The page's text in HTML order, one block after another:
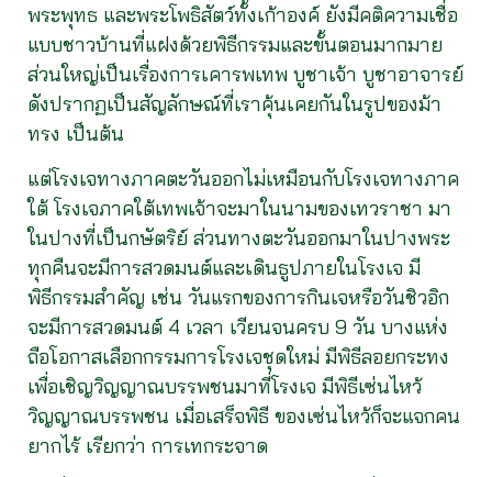
พระพุทธ และพระโพธิสัตว์ทั้งเก้าองค์ ยังมีคติความเชื่อ
แบบชาวบ้านที่แฝงด้วยพิธีกรรมและขั้นตอนมากมาย
ส่วนใหญ่เป็นเรื่องการเคารพเทพ บูชาเจ้า บูชาอาจารย์
ดังปรากฏเป็นสัญลักษณ์ที่เราคุ้นเคยกันในรูปของม้า
ทรง เป็นต้น
แต่โรงเจทางภาคตะวันออกไม่เหมือนกับโรงเจทางภาค
ใต้ โรงเจภาคใต้เทพเจ้าจะมาในนามของเทวราชา มา
ในปางที่เป็นกษัตริย์ ส่วนทางตะวันออกมาในปางพระ
ทุกคืนจะมีการสวดมนต์และเดินธูปภายในโรงเจ มี
พิธีกรรมสำคัญ เช่น วันแรกของการกินเจหรือวันชิวอิก
จะมีการสวดมนต์ 4 เวลา เวียนจนครบ 9 วัน บางแห่ง
ถือโอกาสเลือกกรรมการโรงเจชุดใหม่ มีพิธีลอยกระทง
เพื่อเชิญวิญญาณบรรพชนมาที่โรงเจ มีพิธีเซ่นไหว้
วิญญาณบรรพชน เมื่อเสร็จพิธี ของเซ่นไหว้ก็จะแจกคน
ยากไร้ เรียกว่า การเทกระจาด